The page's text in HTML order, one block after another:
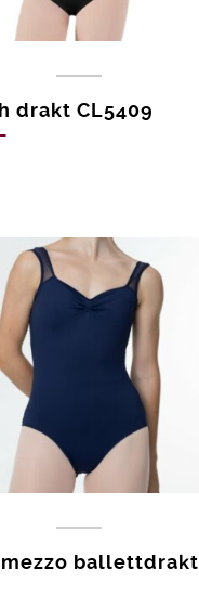
drakt CL5409
ballettdrakt